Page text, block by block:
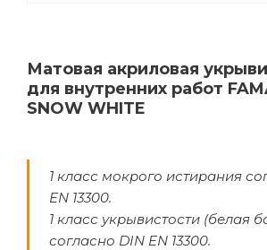
Матовая акриловая
для внутренних работ
SNOW WHITE
1 класс мокрого истирания
EN 13300.
1 класс укрывистости (белая
согласно DIN EN 13300.